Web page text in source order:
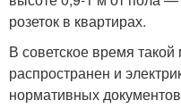
розеток в квартирах.
В советское время
распространен и
нормативных